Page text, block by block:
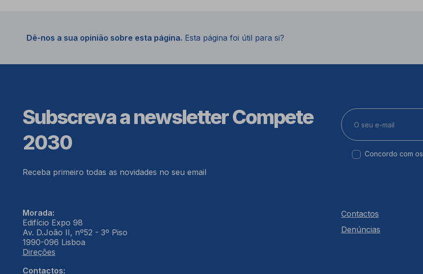
Dê-nos a sua opinião sobre esta página. Esta página foi útil para si?
Subscreva a newsletter Compete
2030
Receba primeiro todas as novidades no seu email
Concordo com os
Morada:
Edifício Expo 98
Av. D.João II, nº52 - 3º Piso
1990-096 Lisboa
Direções
Contactos:
Contactos
Denúncias